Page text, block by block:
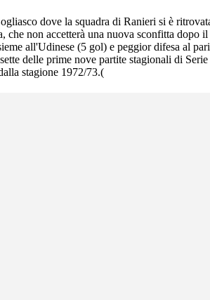
dove la squadra di Ranieri si è
non accetterà una nuova sconfitta dopo
all'Udinese (5 gol) e peggior difesa al
delle prime nove partite stagionali di
stagione 1972/73.(